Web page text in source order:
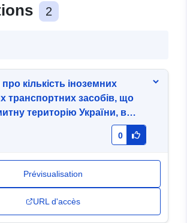
2
кількість іноземних
транспортних засобів, що
територію України, в
0
Prévisualisation
URL d'accès